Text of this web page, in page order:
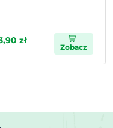
zł
Zobacz